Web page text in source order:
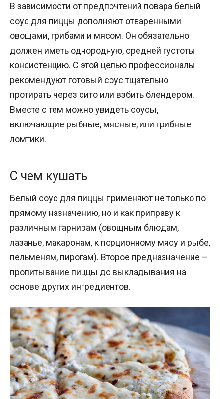
В зависимости от предпочтений повара белый
соус для пиццы дополняют отваренными
овощами, грибами и мясом. Он обязательно
должен иметь однородную, средней густоты
консистенцию. С этой целью профессионалы
рекомендуют готовый соус тщательно
протирать через сито или взбить блендером.
Вместе с тем можно увидеть соусы,
включающие рыбные, мясные, или грибные
ломтики.
С чем кушать
Белый соус для пиццы применяют не только по
прямому назначению, но и как приправу к
различным гарнирам (овощным блюдам,
лазанье, макаронам, к порционному мясу и рыбе,
пельменям, пирогам). Второе предназначение –
пропитывание пиццы до выкладывания на
основе других ингредиентов.